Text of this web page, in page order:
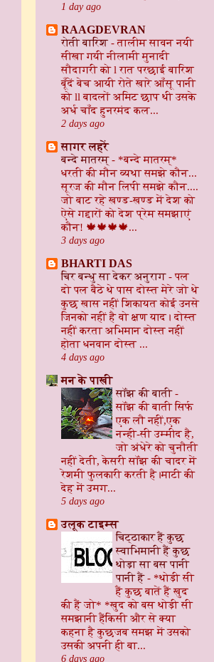
1 day ago
RAAGDEVRAN
रोती बारिश-तालीम सावन नयी
सीखा गयी नीलामी मुनादी
सौदागरी को l रात परछाई बारिश
बूँदें बेच आयी रोते खारे आँसू पानी
को ll बादलों अमिट छाप थी उसके
अर्ध चाँद हुनरमंद कल...
2 days ago
सागर लहरें
बन्दे मातरम्- *बन्दे मातरम्*
धरती की मौन व्यथा समझे कौन...
सूरज की मौन लिपी समझे कौन....
जो बाट रहे खण्ड-खण्ड में देश को
ऐसे गद्दारों को देश प्रेम समझाएं
कौन! 🍁🍁🍁🍁...
3 days ago
BHARTI DAS
चिर बन्धु सा देकर अनुराग-पल
दो पल बैठे थे पास दोस्त मेरे जो थे
कुछ खास नहीं शिकायत कोई उनसे
जिनको नहीं है वो क्षण याद। दोस्त
नहीं करता अभिमान दोस्त नहीं
होता धनवान दोस्त ...
4 days ago
मन के पाखी
सॉंझ की बाती-
सॉंझ की बाती ​ सिर्फ
एक लौ नहीं, ​एक
नन्ही-सी उम्मीद है,
जो अंधेरे को चुनौती
नहीं देती, केसरी सॉंझ की चादर में
रेशमी फुलकारी करती है। ​माटी की
देह में उमग...
5 days ago
उलूक टाइम्स
चिट्ठाकार हैं कुछ
स्वाभिमानी हैं कुछ
थोड़ा सा बस पानी
पानी हैं- *थोड़ी सी
हैं कुछ बातें हैं खुद
की हैं जो* *खुद को बस थोड़ी सी
समझानी हैंकिसी और से क्या
कहना है कुछजब समझ में उसको
उसकी अपनी ही बा...
6 days ago